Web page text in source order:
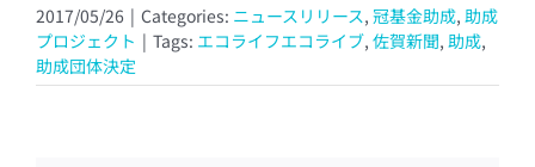
2017/05/26 | Categories: ニュースリリース, 冠基金助成, 助成
プロジェクト | Tags: エコライフエコライブ, 佐賀新聞, 助成,
助成団体決定